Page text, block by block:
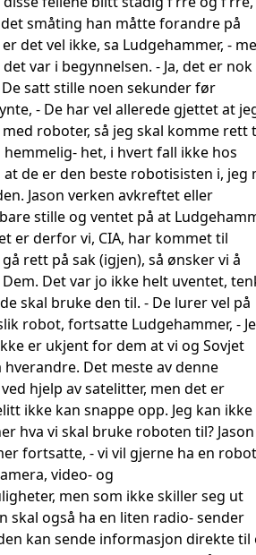
småting han måtte forandre på
det vel ikke, sa Ludgehammer, -
var i begynnelsen. - Ja, det er nok
satt stille noen sekunder før
- De har vel allerede gjettet at
roboter, så jeg skal komme rett
het, i hvert fall ikke hos
de er den beste robotisisten i, jeg
Jason verken avkreftet eller
stille og ventet på at
er derfor vi, CIA, har kommet til
rett på sak (igjen), så ønsker vi å
Det var jo ikke helt uventet,
skal bruke den til. - De lurer vel på
robot, fortsatte Ludgehammer, -
er ukjent for dem at vi og Sovjet
Det meste av denne
hjelp av satelitter, men det er
ikke kan snappe opp. Jeg kan ikke
hva vi skal bruke roboten til? Jason
fortsatte, - vi vil gjerne ha en robot
video- og
men som ikke skiller seg ut
skal også ha en liten radio- sender
kan sende informasjon direkte til